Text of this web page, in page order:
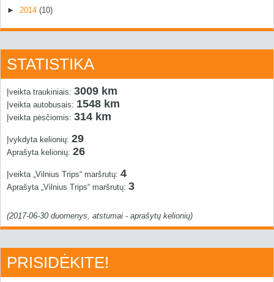
► 2014 (10)
STATISTIKA
Įveikta traukiniais: 3009 km
Įveikta autobusais: 1548 km
Įveikta pėsčiomis: 314 km
Įvykdyta kelionių: 29
Aprašyta kelionių: 26
Įveikta „Vilnius Trips“ maršrutų: 4
Aprašyta „Vilnius Trips“ maršrutų: 3
(2017-06-30 duomenys, atstumai - aprašytų kelionių)
PRISIDĖKITE!